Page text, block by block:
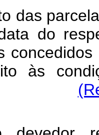
das
do
às